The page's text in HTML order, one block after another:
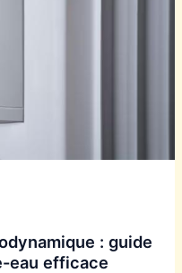
: guide
eau efficace